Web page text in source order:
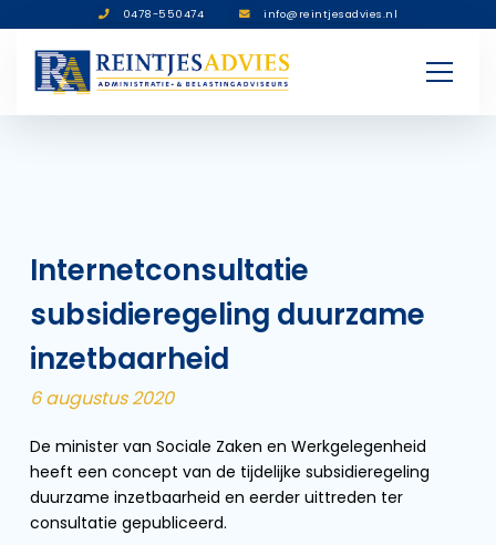
0478-550474 info@reintjesadvies.nl
Internetconsultatie
subsidieregeling duurzame
inzetbaarheid
6 augustus 2020
De minister van Sociale Zaken en Werkgelegenheid
heeft een concept van de tijdelijke subsidieregeling
duurzame inzetbaarheid en eerder uittreden ter
consultatie gepubliceerd.